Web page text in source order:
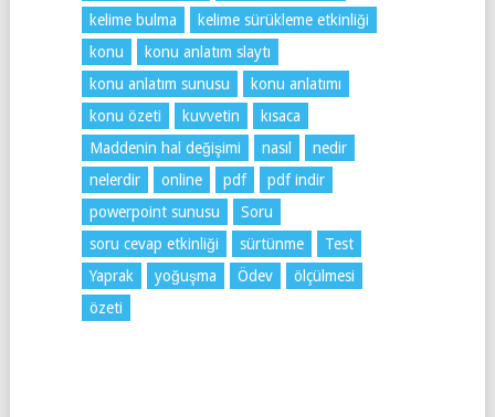
kelime bulma
kelime sürükleme etkinliği
konu
konu anlatım slaytı
konu anlatım sunusu
konu anlatımı
konu özeti
kuvvetin
kısaca
Maddenin hal değişimi
nasıl
nedir
nelerdir
online pdf
pdf indir
powerpoint sunusu
Soru
soru cevap etkinliği
sürtünme
Test
Yaprak
yoğuşma Ödev
ölçülmesi
özeti